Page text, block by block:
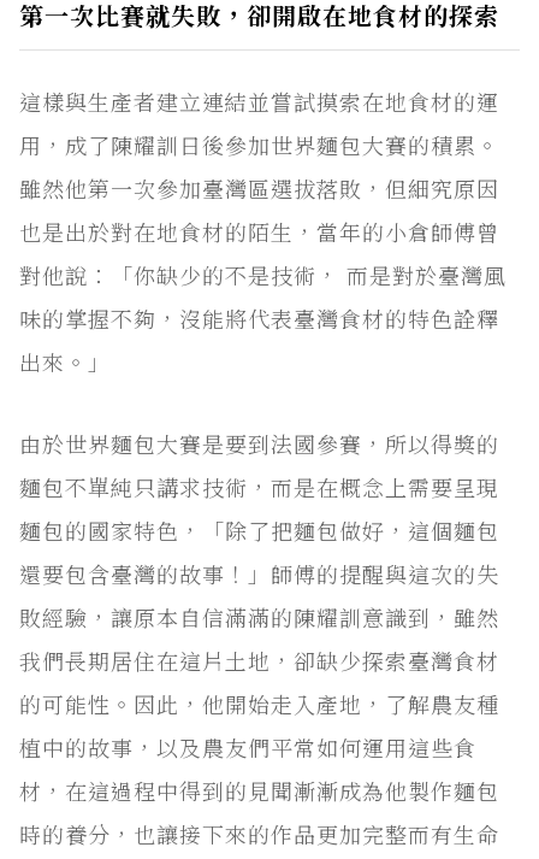
第一次比賽就失敗，卻開啟在地食材的探索
這樣與生產者建立連結並嘗試摸索在地食材的運
用，成了陳耀訓日後參加世界麵包大賽的積累。
雖然他第一次參加臺灣區選拔落敗，但細究原因
也是出於對在地食材的陌生，當年的小倉師傅曾
對他說：「你缺少的不是技術， 而是對於臺灣風
味的掌握不夠，沒能將代表臺灣食材的特色詮釋
出來。」
由於世界麵包大賽是要到法國參賽，所以得獎的
麵包不單純只講求技術，而是在概念上需要呈現
麵包的國家特色，「除了把麵包做好，這個麵包
還要包含臺灣的故事！」師傅的提醒與這次的失
敗經驗，讓原本自信滿滿的陳耀訓意識到，雖然
我們長期居住在這片土地，卻缺少探索臺灣食材
的可能性。因此，他開始走入產地，了解農友種
植中的故事，以及農友們平常如何運用這些食
材，在這過程中得到的見聞漸漸成為他製作麵包
時的養分，也讓接下來的作品更加完整而有生命